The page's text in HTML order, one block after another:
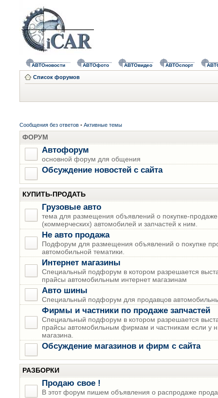
АВТОновости АВТОфото АВТОвидео АВТОспорт
Список форумов
Сообщения без ответов • Активные темы
ФОРУМ
Автофорум
основной форум для общения
Обсуждение новостей с сайта
КУПИТЬ-ПРОДАТЬ
Грузовые авто
тема для размещения объявлений о покупке-продаже
(коммерческих) автомобилей и запчастей к ним.
Не авто продажа
Подфорум для размещения объявлений о покупке
автомобильной тематики.
Интернет магазины
Специальный подфорум в котором разрешается
прайсы автомобильным интернет магазинам
Авто шины
Специальный подфорум для продавцов
Фирмы и частники по продаже запчастей
Специальный подфорум в котором разрешается
прайсы автомобильным фирмам и частникам если у
магазина.
Обсуждение магазинов и фирм с сайта
РАЗБОРКИ
Продаю свое !
В этот форум пишем объявления о распродаже